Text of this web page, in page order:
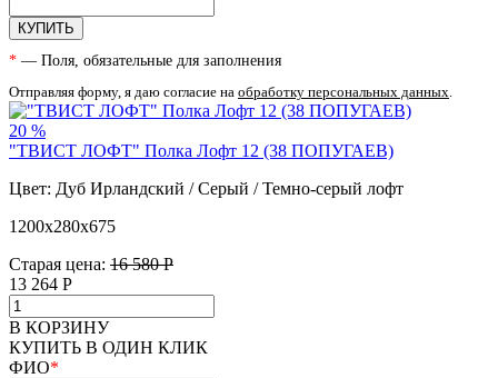
КУПИТЬ
* — Поля, обязательные для заполнения
Отправляя форму, я даю согласие на обработку персональных данных
20 %
"ТВИСТ ЛОФТ" Полка Лофт 12 (38 ПОПУГАЕВ)
Цвет: Дуб Ирландский / Серый / Темно-серый лофт
1200х280х675
Старая цена: 16 580 Р
13 264 Р
В КОРЗИНУ
КУПИТЬ В ОДИН КЛИК
ФИО*